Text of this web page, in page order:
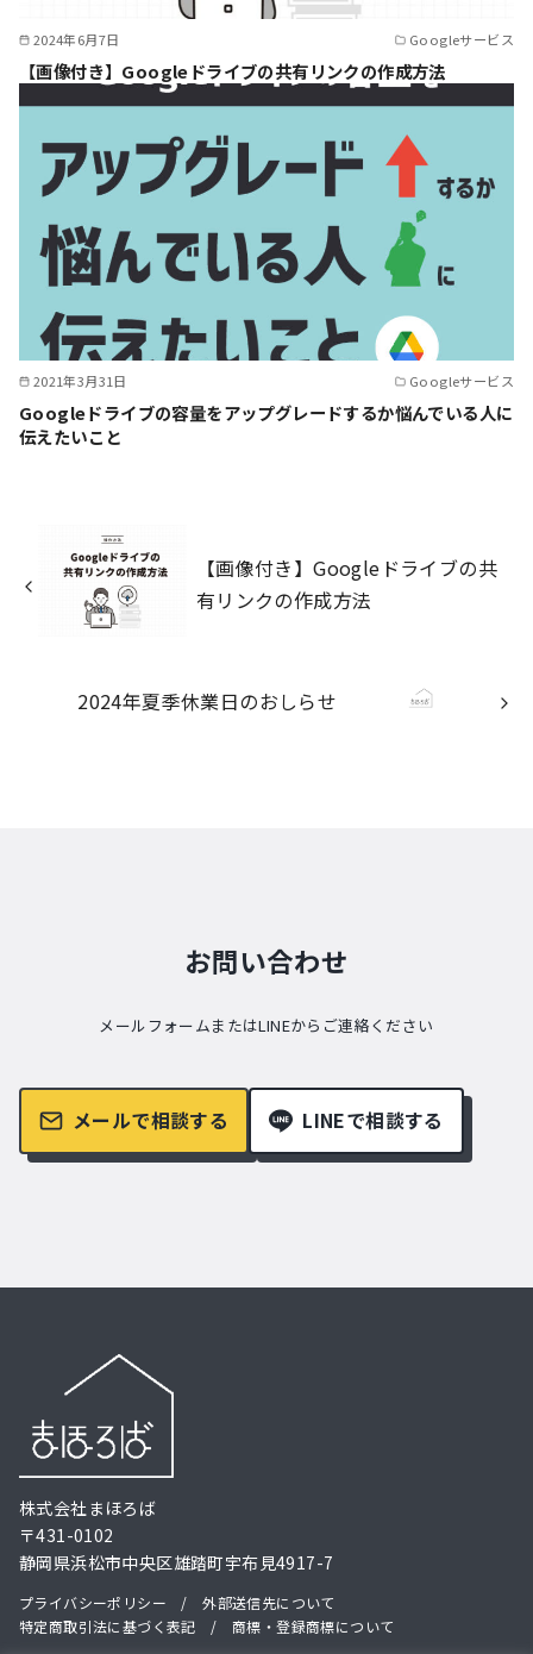
2024年6月7日 Googleサービス
【画像付き】Googleドライブの共有リンクの作成方法
2021年3月31日 Googleサービス
Googleドライブの容量をアップグレードするか悩んでいる人に
伝えたいこと
【画像付き】Googleドライブの共
有リンクの作成方法
2024年夏季休業日のおしらせ
お問い合わせ
メールフォームまたはLINEからご連絡ください
メールで相談する LINEで相談する
株式会社まほろば
〒431-0102
静岡県浜松市中央区雄踏町宇布見4917-7
プライバシーポリシー /外部送信先について
特定商取引法に基づく表記 /商標・登録商標について